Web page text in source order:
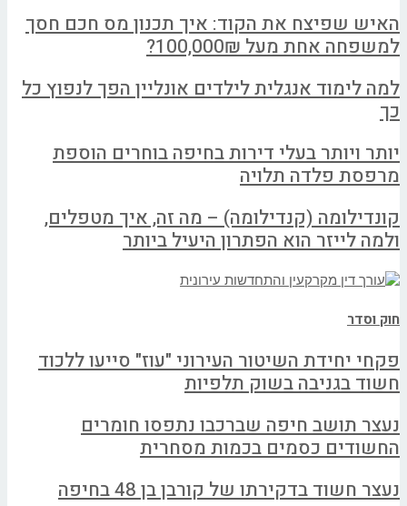
האיש שפיצח את הקוד: איך תכנון מס חכם חסך
למשפחה אחת מעל 100,000₪?
למה לימוד אנגלית לילדים אונליין הפך לנפוץ כל
כך
יותר ויותר בעלי דירות בחיפה בוחרים הוספת
מרפסת פלדה תלויה
קונדילומה (קנדילומה) – מה זה, איך מטפלים,
ולמה לייזר הוא הפתרון היעיל ביותר
חוק וסדר
פקחי יחידת השיטור העירוני "עוז" סייעו ללכוד
חשוד בגניבה בשוק תלפיות
נעצר תושב חיפה שברכבו נתפסו חומרים
החשודים כסמים בכמות מסחרית
נעצר חשוד בדקירתו של קורבן בן 48 בחיפה